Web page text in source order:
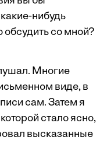
нибудь
со мной?
Многие
виде, в
сам. Затем я
стало ясно,
высказанные